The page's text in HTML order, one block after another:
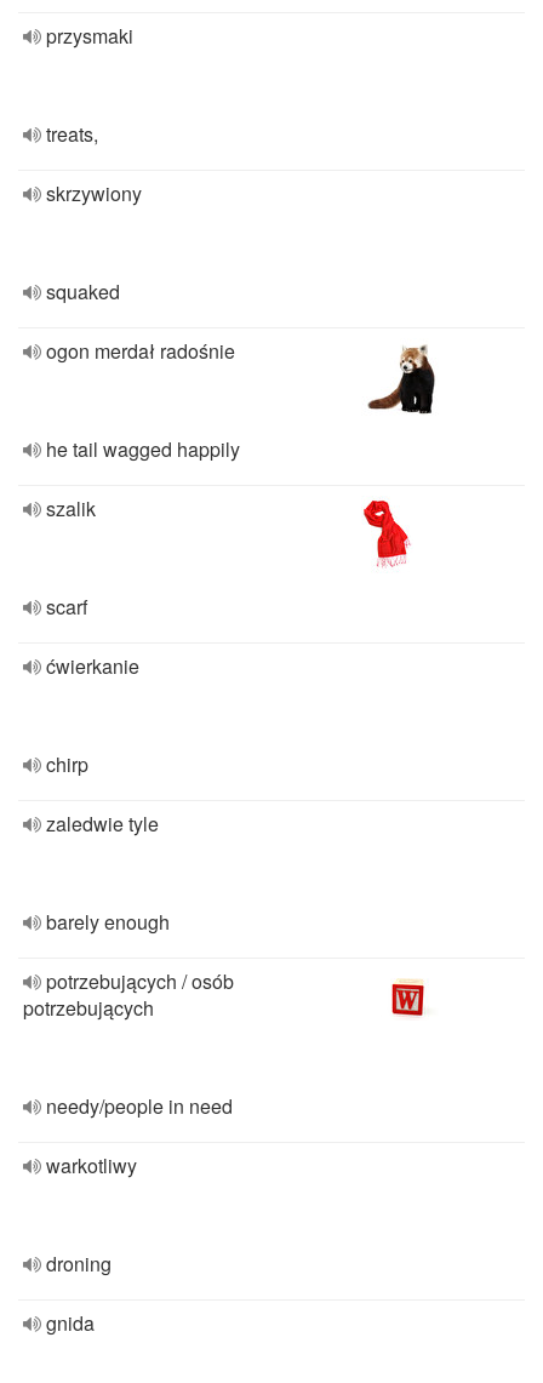
przysmaki
treats,
skrzywiony
squaked
ogon merdał radośnie
he tail wagged happily
szalik
scarf
ćwierkanie
chirp
zaledwie tyle
barely enough
potrzebujących / osób
potrzebujących
needy/people in need
warkotliwy
droning
gnida